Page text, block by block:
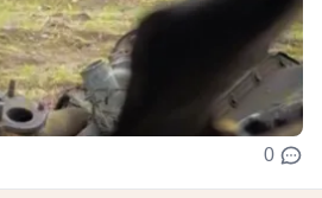
0